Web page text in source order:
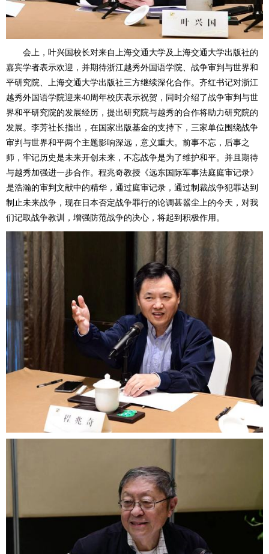
会上，叶兴国校长对来自上海交通大学及上海交通大学出版社的
嘉宾学者表示欢迎，并期待浙江越秀外国语学院、战争审判与世界和
平研究院、上海交通大学出版社三方继续深化合作。齐红书记对浙江
越秀外国语学院迎来40周年校庆表示祝贺 ，同时介绍了战争审判与世
界和平研究院的发展经历，提出研究院与越秀的合作将助力研究院的
发展。李芳社长指出，在国家出版基金的支持下，三家单位围绕战争
审判与世界和平两个主题影响深远，意义重大。前事不忘，后事之
师，牢记历史是未来开创未来，不忘战争是为了维护和平。并且期待
与越秀加强进一步合作。程兆奇教授《远东国际军事法庭庭审记录》
是浩瀚的审判文献中的精华，通过庭审记录，通过制裁战争犯罪达到
制止未来战争，现在日本否定战争罪行的论调甚嚣尘上的今天，对我
们记取战争教训，增强防范战争的决心，将起到积极作用。